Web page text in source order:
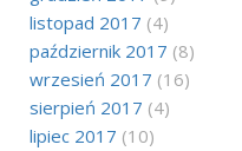
listopad 2017 (4)
październik 2017 (8)
wrzesień 2017 (16)
sierpień 2017 (4)
lipiec 2017 (10)